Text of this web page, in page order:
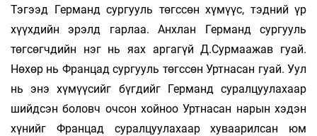
Тэгээд Германд сургууль төгссөн хү­мүүс, тэдний үр
хүүхдийн эрэлд гарлаа. Анх­лан Германд сургууль
төгсөгчдийн нэг нь яах аргагүй Д.Сурмаажав гуай.
Нөхөр нь Фран­цад сургууль төгссөн Уртнасан гуай. Уул
нь энэ хүмүүсийг бүгдийг Германд су­рал­цуулахаар
шийдсэн боловч очсон хой­ноо Урт­насан нарын хэдэн
хүнийг Фран­цад сурал­цуулахаар хуваарилсан юм